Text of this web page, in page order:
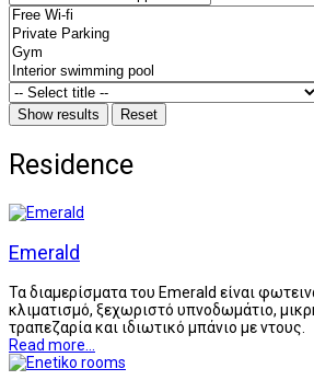
Residence
Emerald
Τα διαμερίσματα του Emerald είναι
κλιματισμό, ξεχωριστό υπνοδωμάτιο,
τραπεζαρία και ιδιωτικό μπάνιο με ντους.
Read more...